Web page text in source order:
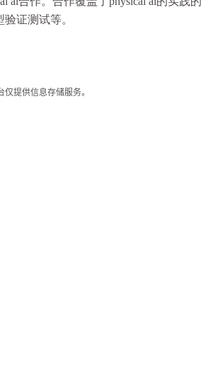
证测试等。
提供信息存储服务。